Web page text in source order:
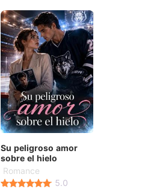
Su peligroso amor
sobre el hielo
Romance
5.0